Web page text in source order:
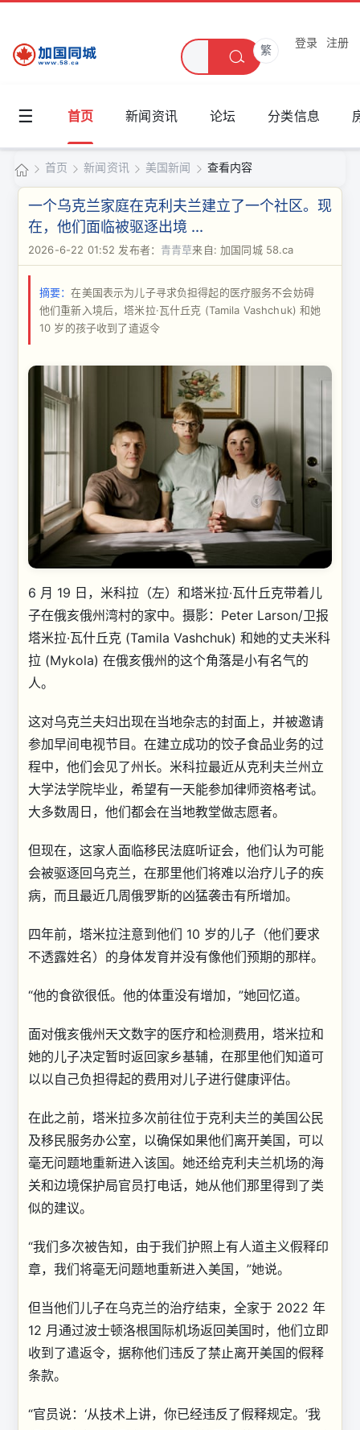
繁
登录 注册
☰ 首页 新闻资讯 论坛 分类信息
加
国
同
城
›
首页
›
新闻资讯
›
美国新闻 查看内容
一个乌克兰家庭在克利夫兰建立了一个社区。现
在，他们面临被驱逐出境 ...
2026-6-22 01:52 发布者： 青青草来自: 加国同城 58.ca
摘要：在美国表示为儿子寻求负担得起的医疗服务不会妨碍
他们重新入境后，塔米拉·瓦什丘克 (Tamila Vashchuk) 和她
10 岁的孩子收到了遣返令
6 月 19 日，米科拉（左）和塔米拉·瓦什丘克带着儿
子在俄亥俄州湾村的家中。 摄影：Peter Larson/卫报
塔米拉·瓦什丘克 (Tamila Vashchuk) 和她的丈夫米科
拉 (Mykola) 在俄亥俄州的这个角落是小有名气的
人。
这对乌克兰夫妇出现在当地杂志的封面上，并被邀请
参加早间电视节目。在建立成功的饺子食品业务的过
程中，他们会见了州长。米科拉最近从克利夫兰州立
大学法学院毕业，希望有一天能参加律师资格考试。
大多数周日，他们都会在当地教堂做志愿者。
但现在，这家人面临移民法庭听证会，他们认为可能
会被驱逐回乌克兰，在那里他们将难以治疗儿子的疾
病，而且最近几周俄罗斯的凶猛袭击有所增加。
四年前，塔米拉注意到他们 10 岁的儿子（他们要求
不透露姓名）的身体发育并没有像他们预期的那样。
“他的食欲很低。他的体重没有增加，”她回忆道。
面对俄亥俄州天文数字的医疗和检测费用，塔米拉和
她的儿子决定暂时返回家乡基辅，在那里他们知道可
以以自己负担得起的费用对儿子进行健康评估。
在此之前，塔米拉多次前往位于克利夫兰的美国公民
及移民服务办公室，以确保如果他们离开美国，可以
毫无问题地重新进入该国。她还给克利夫兰机场的海
关和边境保护局官员打电话，她从他们那里得到了类
似的建议。
“我们多次被告知，由于我们护照上有人道主义假释印
章，我们将毫无问题地重新进入美国，”她说。
但当他们儿子在乌克兰的治疗结束，全家于 2022 年
12 月通过波士顿洛根国际机场返回美国时，他们立即
收到了遣返令，据称他们违反了禁止离开美国的假释
条款。
“官员说：‘从技术上讲，你已经违反了假释规定。’我